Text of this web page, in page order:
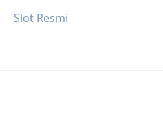
Slot Resmi